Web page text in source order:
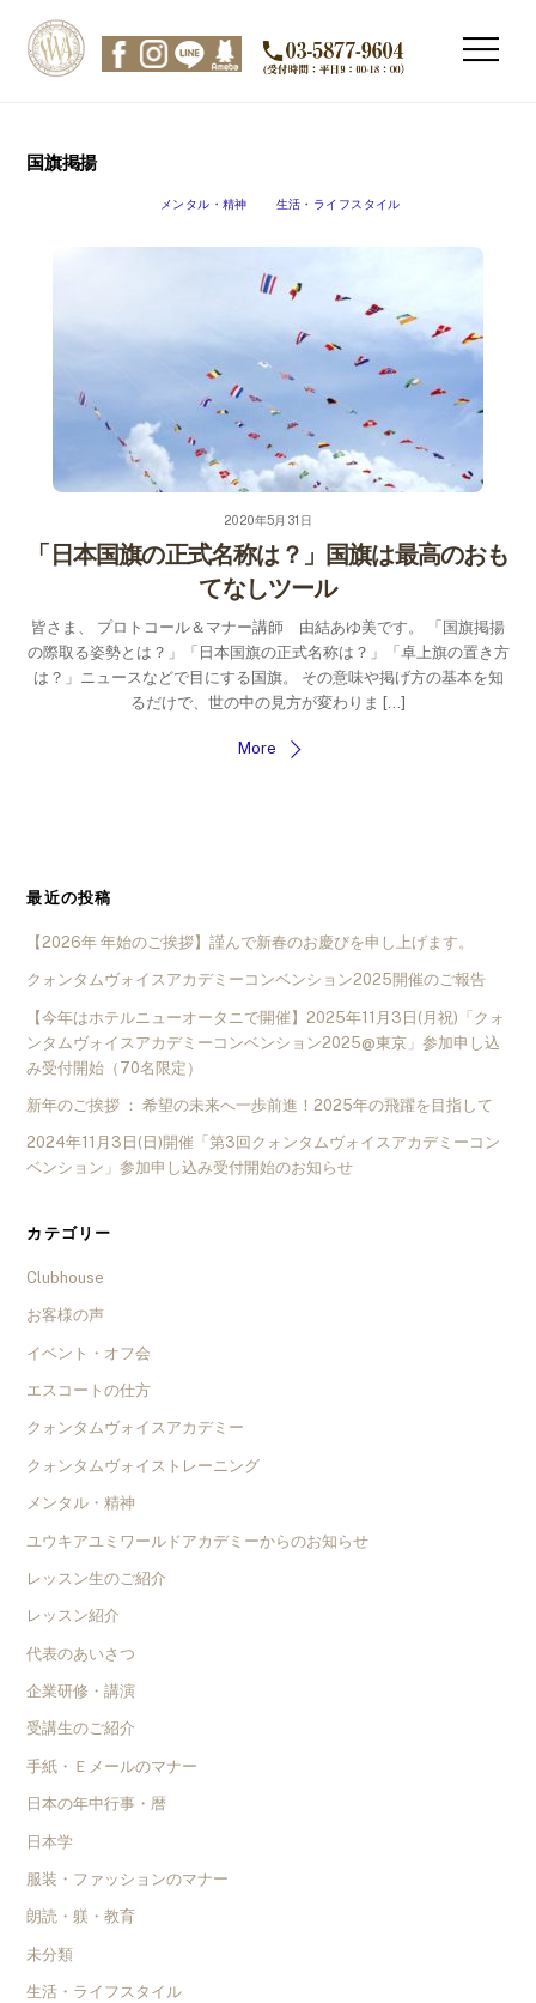
content
Menu
国旗掲揚
メンタル・精神 生活・ライフスタイル
2020年5月31日
「日本国旗の正式名称は？」国旗は最高のおも
てなしツール
皆さま、 プロトコール＆マナー講師 由結あゆ美です。 「国旗掲揚
の際取る姿勢とは？」「日本国旗の正式名称は？」「卓上旗の置き方
は？」ニュースなどで目にする国旗。 その意味や掲げ方の基本を知
るだけで、世の中の見方が変わりま […]
More
最近の投稿
【2026年 年始のご挨拶】謹んで新春のお慶びを申し上げます。
クォンタムヴォイスアカデミーコンベンション2025開催のご報告
【今年はホテルニューオータニで開催】2025年11月3日(月祝)「クォ
ンタムヴォイスアカデミーコンベンション2025@東京」参加申し込
み受付開始（70名限定）
新年のご挨拶 ： 希望の未来へ一歩前進！2025年の飛躍を目指して
2024年11月3日(日)開催「第3回クォンタムヴォイスアカデミーコン
ベンション」参加申し込み受付開始のお知らせ
カテゴリー
Clubhouse
お客様の声
イベント・オフ会
エスコートの仕方
クォンタムヴォイスアカデミー
クォンタムヴォイストレーニング
メンタル・精神
ユウキアユミワールドアカデミーからのお知らせ
レッスン生のご紹介
レッスン紹介
代表のあいさつ
企業研修・講演
受講生のご紹介
手紙・Ｅメールのマナー
日本の年中行事・暦
日本学
服装・ファッションのマナー
朗読・躾・教育
未分類
生活・ライフスタイル